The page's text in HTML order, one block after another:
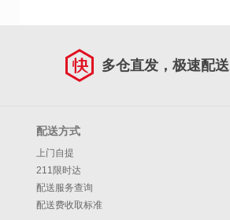
多仓直发，极速配送
配送方式
上门自提
211限时达
配送服务查询
配送费收取标准